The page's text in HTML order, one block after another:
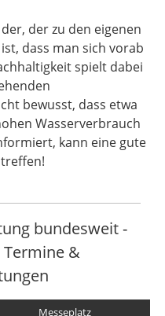
der zu den eigenen
dass man sich vorab
spielt dabei
bewusst, dass etwa
Wasserverbrauch
kann eine gute
bundesweit -
Termine &
Messeplatz